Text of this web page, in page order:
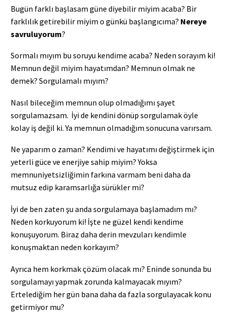
Bugün farklı başlasam güne diyebilir miyim acaba? Bir
farklılık getirebilir miyim o günkü başlangıcıma? Nereye
savruluyorum?
Sormalı mıyım bu soruyu kendime acaba? Neden sorayım ki!
Memnun değil miyim hayatımdan? Memnun olmak ne
demek? Sorgulamalı mıyım?
Nasıl bileceğim memnun olup olmadığımı şayet
sorgulamazsam. İyi de kendini dönüp sorgulamak öyle
kolay iş değil ki. Ya memnun olmadığım sonucuna varırsam.
Ne yaparım o zaman? Kendimi ve hayatımı değiştirmek için
yeterli güce ve enerjiye sahip miyim? Yoksa
memnuniyetsizliğimin farkına varmam beni daha da
mutsuz edip karamsarlığa sürükler mi?
İyi de ben zaten şu anda sorgulamaya başlamadım mı?
Neden korkuyorum ki! İşte ne güzel kendi kendime
konuşuyorum. Biraz daha derin mevzuları kendimle
konuşmaktan neden korkayım?
Ayrıca hem korkmak çözüm olacak mı? Eninde sonunda bu
sorgulamayı yapmak zorunda kalmayacak mıyım?
Ertelediğim her gün bana daha da fazla sorgulayacak konu
getirmiyor mu?